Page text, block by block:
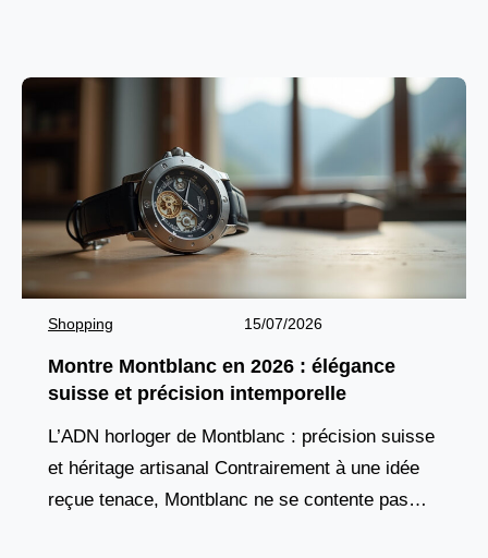
Shopping 15/07/2026
Montre Montblanc en 2026 : élégance
suisse et précision intemporelle
L’ADN horloger de Montblanc : précision suisse
et héritage artisanal Contrairement à une idée
reçue tenace, Montblanc ne se contente pas